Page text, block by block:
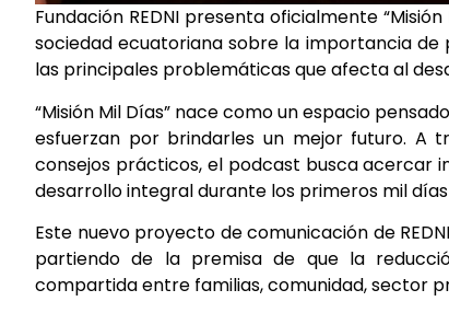
Fundación REDNI presenta oficialmente
sociedad ecuatoriana sobre la importancia
las principales problemáticas que afecta al
“Misión Mil Días” nace como un espacio
esfuerzan por brindarles un mejor futuro. A
consejos prácticos, el podcast busca acercar
desarrollo integral durante los primeros mil
Este nuevo proyecto de comunicación de
partiendo de la premisa de que la
compartida entre familias, comunidad, sector